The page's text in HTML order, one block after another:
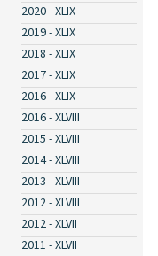
2020 - XLIX
2019 - XLIX
2018 - XLIX
2017 - XLIX
2016 - XLIX
2016 - XLVIII
2015 - XLVIII
2014 - XLVIII
2013 - XLVIII
2012 - XLVIII
2012 - XLVII
2011 - XLVII